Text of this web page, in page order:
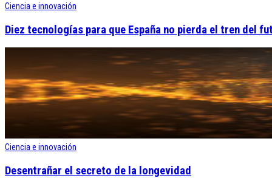
Ciencia e innovación
Diez tecnologías para que España no pierda el tren del
Ciencia e innovación
Desentrañar el secreto de la longevidad